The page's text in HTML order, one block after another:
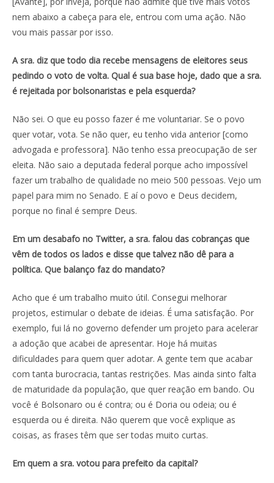
nem abaixo a cabeça para ele, entrou com uma ação. Não
vou mais passar por isso.
A sra. diz que todo dia recebe mensagens de eleitores seus
pedindo o voto de volta. Qual é sua base hoje, dado que a sra.
é rejeitada por bolsonaristas e pela esquerda?
Não sei. O que eu posso fazer é me voluntariar. Se o povo
quer votar, vota. Se não quer, eu tenho vida anterior [como
advogada e professora]. Não tenho essa preocupação de ser
eleita. Não saio a deputada federal porque acho impossível
fazer um trabalho de qualidade no meio 500 pessoas. Vejo um
papel para mim no Senado. E aí o povo e Deus decidem,
porque no final é sempre Deus.
Em um desabafo no Twitter, a sra. falou das cobranças que
vêm de todos os lados e disse que talvez não dê para a
política. Que balanço faz do mandato?
Acho que é um trabalho muito útil. Consegui melhorar
projetos, estimular o debate de ideias. É uma satisfação. Por
exemplo, fui lá no governo defender um projeto para acelerar
a adoção que acabei de apresentar. Hoje há muitas
dificuldades para quem quer adotar. A gente tem que acabar
com tanta burocracia, tantas restrições. Mas ainda sinto falta
de maturidade da população, que quer reação em bando. Ou
você é Bolsonaro ou é contra; ou é Doria ou odeia; ou é
esquerda ou é direita. Não querem que você explique as
coisas, as frases têm que ser todas muito curtas.
Em quem a sra. votou para prefeito da capital?